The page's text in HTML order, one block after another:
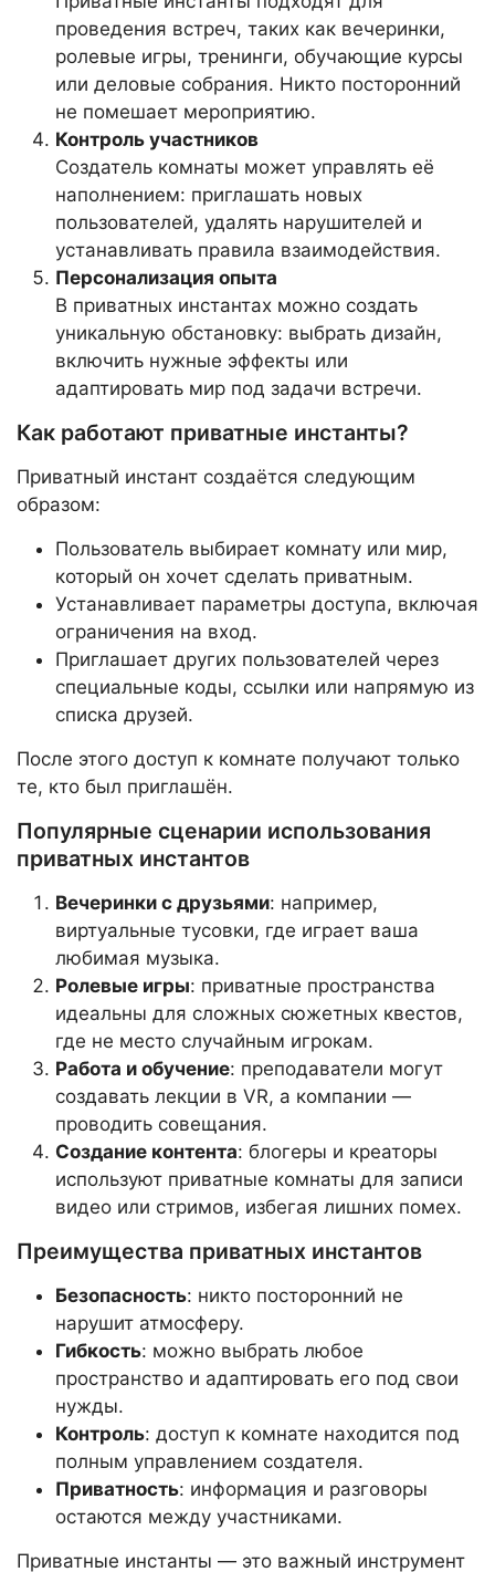
проведения встреч, таких как вечеринки,
ролевые игры, тренинги, обучающие курсы
или деловые собрания. Никто посторонний
не помешает мероприятию.
Контроль участников
Создатель комнаты может управлять её
наполнением: приглашать новых
пользователей, удалять нарушителей и
устанавливать правила взаимодействия.
Персонализация опыта
В приватных инстантах можно создать
уникальную обстановку: выбрать дизайн,
включить нужные эффекты или
адаптировать мир под задачи встречи.
Как работают приватные инстанты?
Приватный инстант создаётся следующим
образом:
Пользователь выбирает комнату или мир,
который он хочет сделать приватным.
Устанавливает параметры доступа, включая
ограничения на вход.
Приглашает других пользователей через
специальные коды, ссылки или напрямую из
списка друзей.
После этого доступ к комнате получают только
те, кто был приглашён.
Популярные сценарии использования
приватных инстантов
Вечеринки с друзьями: например,
виртуальные тусовки, где играет ваша
любимая музыка.
Ролевые игры: приватные пространства
идеальны для сложных сюжетных квестов,
где не место случайным игрокам.
Работа и обучение: преподаватели могут
создавать лекции в VR, а компании —
проводить совещания.
Создание контента: блогеры и креаторы
используют приватные комнаты для записи
видео или стримов, избегая лишних помех.
Преимущества приватных инстантов
Безопасность: никто посторонний не
нарушит атмосферу.
Гибкость: можно выбрать любое
пространство и адаптировать его под свои
нужды.
Контроль: доступ к комнате находится под
полным управлением создателя.
Приватность: информация и разговоры
остаются между участниками.
Приватные инстанты — это важный инструмент